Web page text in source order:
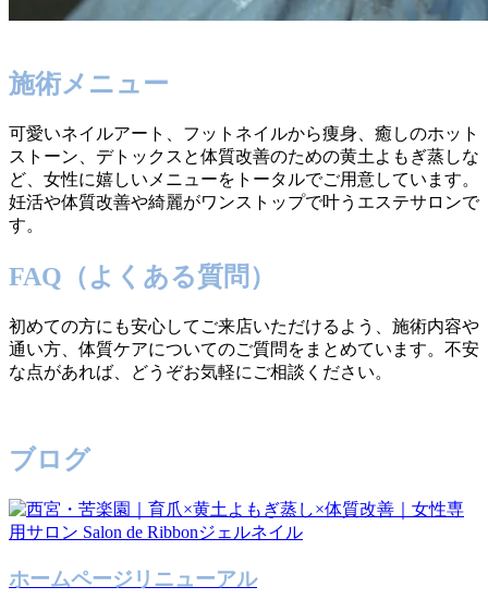
施術メニュー
可愛いネイルアート、フットネイルから痩身、癒しのホット
ストーン、デトックスと体質改善のための黄土よもぎ蒸しな
ど、女性に嬉しいメニューをトータルでご用意しています。
妊活や体質改善や綺麗がワンストップで叶うエステサロンで
す。
FAQ（よくある質問）
初めての方にも安心してご来店いただけるよう、施術内容や
通い方、体質ケアについてのご質問をまとめています。不安
な点があれば、どうぞお気軽にご相談ください。
ブログ
ホームページリニューアル